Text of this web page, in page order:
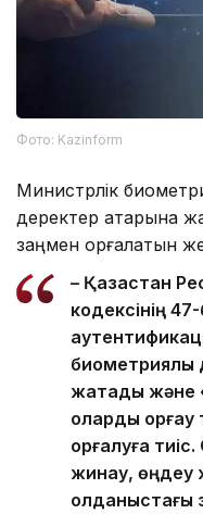
Фото: Kazinform
Министрлік
деректер қатарына
заңмен қорғалатын
– Қазақстан
кодексінің
жатады және
оларды
қорғалуға
жинау, өңдеу